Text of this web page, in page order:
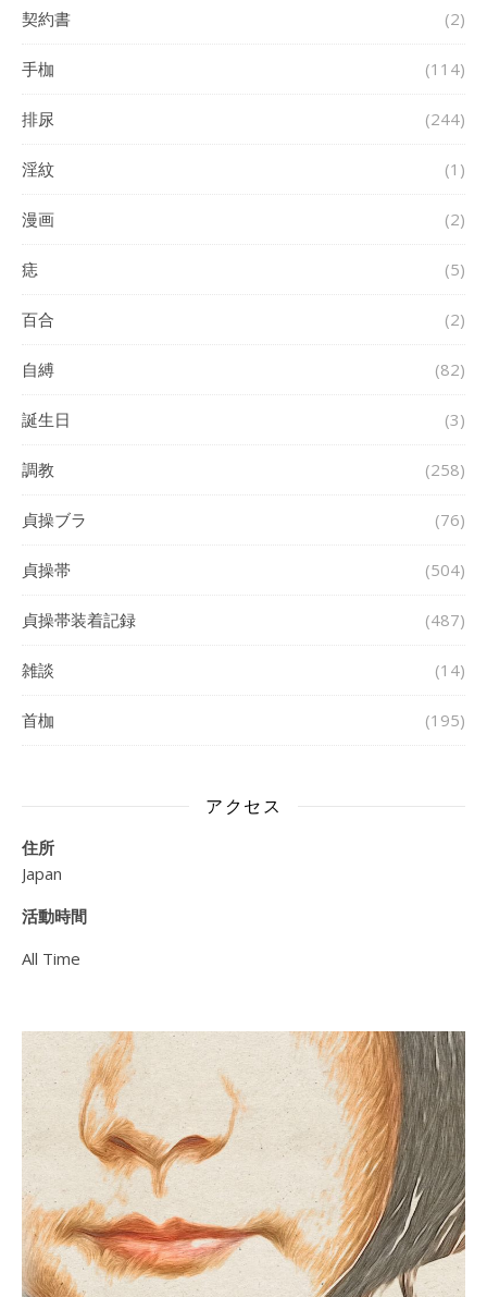
契約書 (2)
手枷 (114)
排尿 (244)
淫紋 (1)
漫画 (2)
痣 (5)
百合 (2)
自縛 (82)
誕生日 (3)
調教 (258)
貞操ブラ (76)
貞操帯 (504)
貞操帯装着記録 (487)
雑談 (14)
首枷 (195)
アクセス
住所
Japan
活動時間
All Time